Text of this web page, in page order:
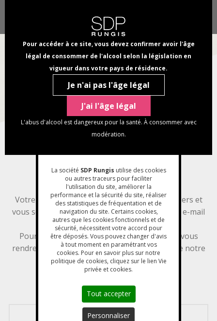
Pour accéder à ce site, vous devez confirmer avoir l'âge
légal de consommer de l'alcool selon la législation en
vigueur dans votre pays de résidence.
Je n'ai pas l'âge légal
J'ai l'âge légal
L'abus d'alcool est dangereux pour la santé. À consommer avec
modération.
principal
dans
ce
site
ENVIE / BESOIN DE
Nous contacter
d'Ariane
Nous contacter page
Discutons dès
maintenant !
Votre message sera lu par l'un de nos conseillers et
vous serez recontactés rapidement à l'adresse e-mail
indiquée.
Pour une demande de candidature, merci de vous
rendre directement sur la pagerecrutement
de notre
groupe.
PRÉNOM
La société SDP Rungis utilise des cookies
ou autres traceurs pour faciliter
l'utilisation du site, améliorer la
performance et la sécurité du site, réaliser
des statistiques de fréquentation et de
navigation du site. Certains cookies,
autres que les cookies fonctionnels et de
sécurité, nécessitent votre accord pour
être déposés. Vous pouvez changer d'avis
à tout moment en paramétrant vos
cookies. Pour en savoir plus sur notre
politique de cookies, cliquez sur le lien Vie
privée et cookies.
Tout accepter
Personnaliser